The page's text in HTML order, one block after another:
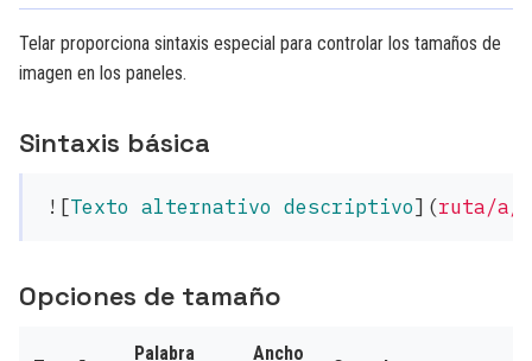
Telar proporciona sintaxis especial para controlar los tamaños de
imagen en los paneles.
Sintaxis básica
![Texto alternativo descriptivo](ruta/a/
Opciones de tamaño
Palabra
Ancho